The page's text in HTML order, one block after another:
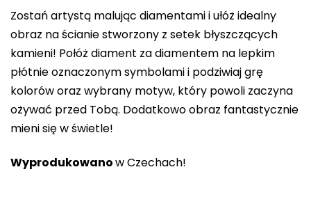
Zostań artystą malując diamentami i ułóż idealny
obraz na ścianie stworzony z setek błyszczących
kamieni! Połóż diament za diamentem na lepkim
płótnie oznaczonym symbolami i podziwiaj grę
kolorów oraz wybrany motyw, który powoli zaczyna
ożywać przed Tobą. Dodatkowo obraz fantastycznie
mieni się w świetle!
Wyprodukowanow Czechach!
na
5
gwiazdek.